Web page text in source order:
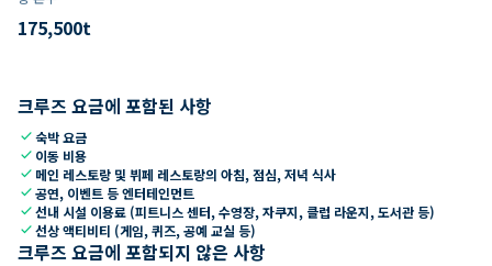
175,500t
크루즈 요금에 포함된 사항
check숙박 요금
check 이동 비용
check 메인 레스토랑 및 뷔페 레스토랑의 아침, 점심, 저녁 식사
check공연, 이벤트 등 엔터테인먼트
check선내 시설 이용료 (피트니스 센터, 수영장, 자쿠지, 클럽 라운지, 도서관 등)
check선상 액티비티 (게임, 퀴즈, 공예 교실 등)
크루즈 요금에 포함되지 않은 사항